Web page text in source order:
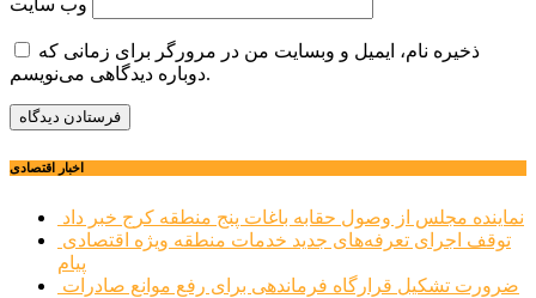
وب‌ سایت
ذخیره نام، ایمیل و وبسایت من در مرورگر برای زمانی که
دوباره دیدگاهی می‌نویسم.
اخبار اقتصادی
نماینده مجلس از وصول حقابه باغات پنج منطقه کرج خبر داد
پیام